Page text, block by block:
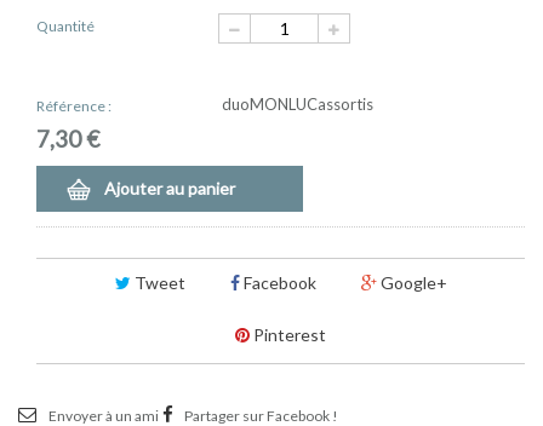
Quantité
Référence : duoMONLUCassortis
7,30 €
Ajouter au panier
Tweet Facebook Google+
Pinterest
Envoyer à un ami Partager sur Facebook !